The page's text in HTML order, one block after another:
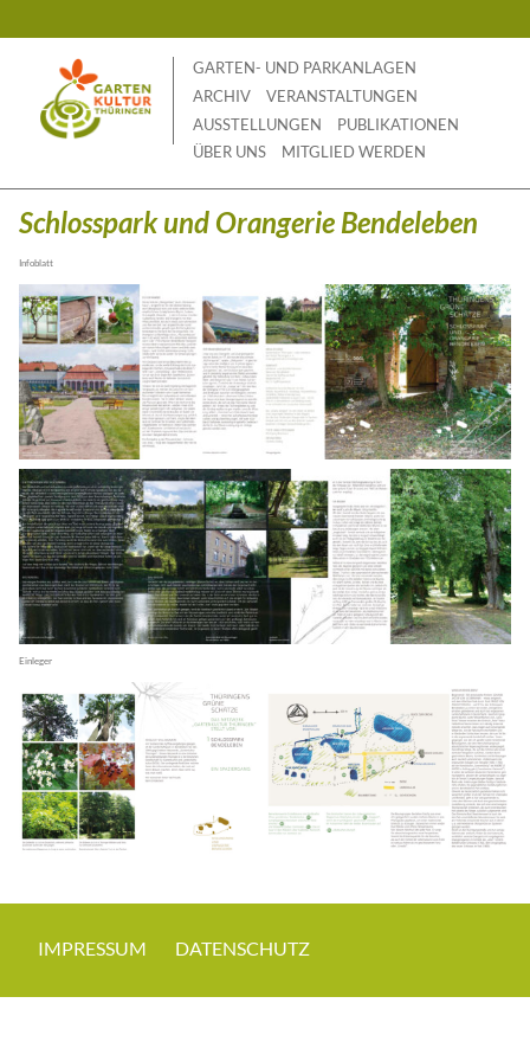
GARTEN- UND PARKANLAGEN
ARCHIV
VERANSTALTUNGEN
AUSSTELLUNGEN
PUBLIKATIONEN
ÜBER UNS
MITGLIED WERDEN
Schlosspark und Orangerie Bendeleben
Infoblatt
Einleger
IMPRESSUM DATENSCHUTZ